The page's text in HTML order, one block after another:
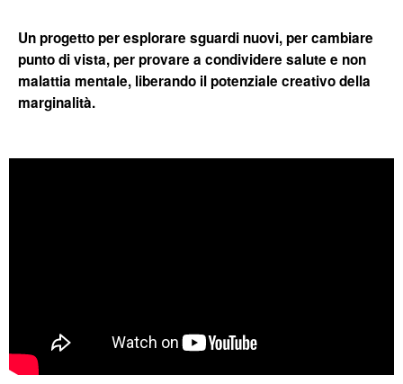
Un progetto per esplorare sguardi nuovi, per cambiare
punto di vista, per provare a condividere salute e non
malattia mentale, liberando il potenziale creativo della
marginalità.